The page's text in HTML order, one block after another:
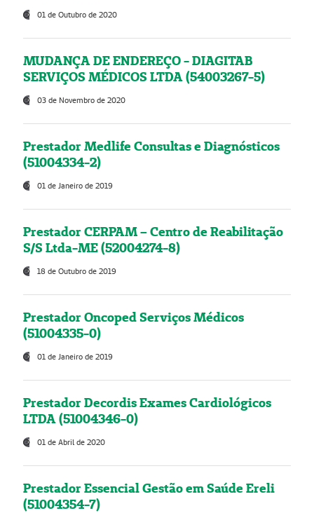
01 de Outubro de 2020
MUDANÇA DE ENDEREÇO - DIAGITAB
SERVIÇOS MÉDICOS LTDA (54003267-5)
03 de Novembro de 2020
Prestador Medlife Consultas e Diagnósticos
(51004334-2)
01 de Janeiro de 2019
Prestador CERPAM – Centro de Reabilitação
S/S Ltda-ME (52004274-8)
18 de Outubro de 2019
Prestador Oncoped Serviços Médicos
(51004335-0)
01 de Janeiro de 2019
Prestador Decordis Exames Cardiológicos
LTDA (51004346-0)
01 de Abril de 2020
Prestador Essencial Gestão em Saúde Ereli
(51004354-7)